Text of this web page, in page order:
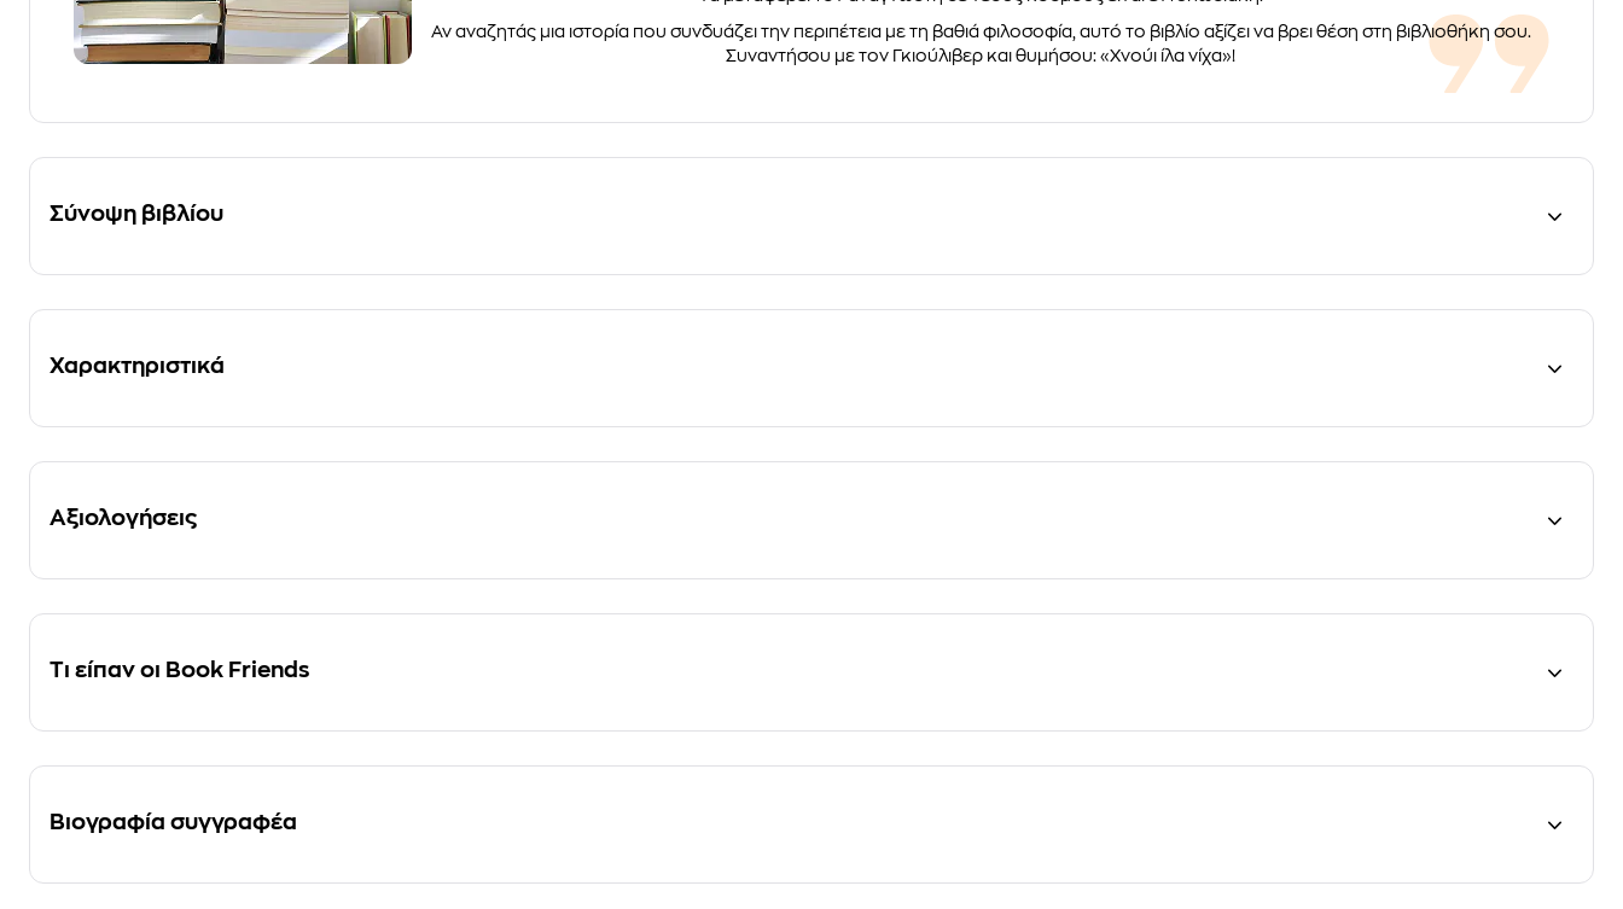
Αν αναζητάς μια ιστορία που συνδυάζει την περιπέτεια με τη βαθιά φιλοσοφία, αυτό το βιβλίο αξίζει να βρει θέση στη βιβλιοθήκη σου.
Συναντήσου με τον Γκιούλιβερ και θυμήσου: «Χνούι ίλα νίχα»!
Σύνοψη βιβλίου
Χαρακτηριστικά
Αξιολογήσεις
Τι είπαν οι Book Friends
Βιογραφία συγγραφέα